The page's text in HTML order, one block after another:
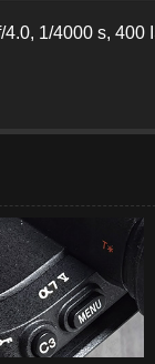
4.0, 1/4000 s, 400